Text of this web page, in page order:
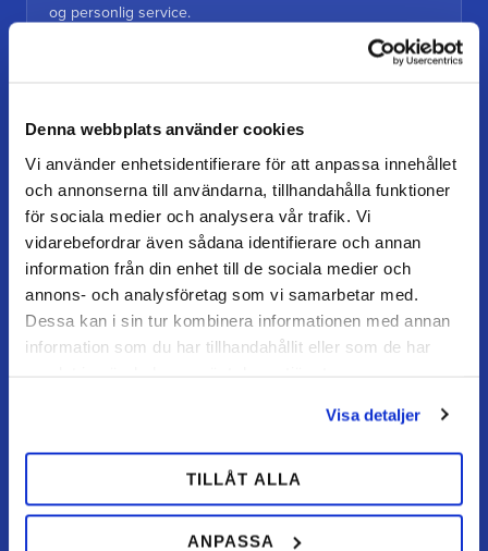
Denna webbplats använder cookies
Vi använder enhetsidentifierare för att anpassa innehållet
och annonserna till användarna, tillhandahålla funktioner
för sociala medier och analysera vår trafik. Vi
vidarebefordrar även sådana identifierare och annan
information från din enhet till de sociala medier och
annons- och analysföretag som vi samarbetar med.
Dessa kan i sin tur kombinera informationen med annan
information som du har tillhandahållit eller som de har
Visa detaljer
TILLÅT ALLA
ANPASSA
og personlig service.
Vores gårdbutik
Alutorp, Frestensfällevägen 64
26996 Båstad
Åbningstider
Mandag–torsdag: 07–16
Fredag / dag før helligdag: 07–15
Kundeservice